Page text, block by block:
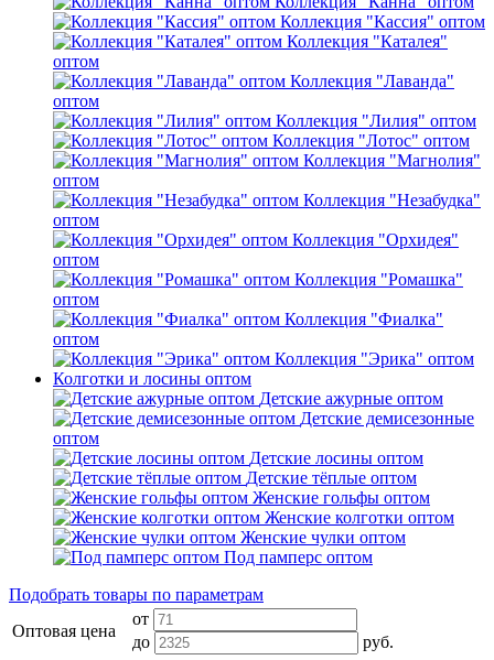
Коллекция "Кассия" оптом
Коллекция "Каталея"
оптом
Коллекция "Лаванда"
оптом
Коллекция "Лилия" оптом
Коллекция "Лотос" оптом
Коллекция "Магнолия"
оптом
Коллекция "Незабудка"
оптом
Коллекция "Орхидея"
оптом
Коллекция "Ромашка"
оптом
Коллекция "Фиалка"
оптом
Коллекция "Эрика" оптом
Колготки и лосины оптом
Детские ажурные оптом
Детские демисезонные
оптом
Детские лосины оптом
Детские тёплые оптом
Женские гольфы оптом
Женские колготки оптом
Женские чулки оптом
Под памперс оптом
Подобрать товары по параметрам
Оптовая цена
от
до
руб.